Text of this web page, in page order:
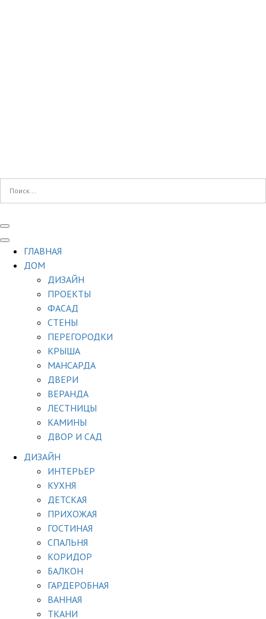
ГЛАВНАЯ
ДОМ
ДИЗАЙН
ПРОЕКТЫ
ФАСАД
СТЕНЫ
ПЕРЕГОРОДКИ
КРЫША
МАНСАРДА
ДВЕРИ
ВЕРАНДА
ЛЕСТНИЦЫ
КАМИНЫ
ДВОР И САД
ДИЗАЙН
ИНТЕРЬЕР
КУХНЯ
ДЕТСКАЯ
ПРИХОЖАЯ
ГОСТИНАЯ
СПАЛЬНЯ
КОРИДОР
БАЛКОН
ГАРДЕРОБНАЯ
ВАННАЯ
ТКАНИ